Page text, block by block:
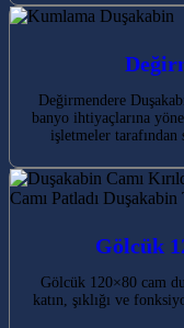
Değirmendere
banyo ihtiyaçlarına
işletmeler tarafından
Gölcük
Gölcük 120×80 cam
katın, şıklığı ve